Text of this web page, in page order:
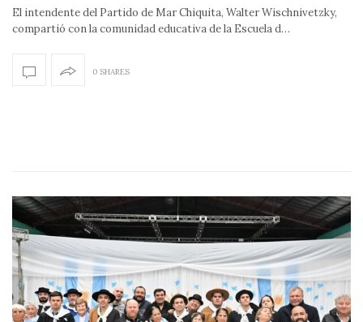
El intendente del Partido de Mar Chiquita, Walter Wischnivetzky,
compartió con la comunidad educativa de la Escuela d…
0 SHARES